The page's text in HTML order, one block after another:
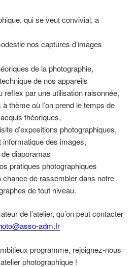
qui se veut convivial, a
nos captures d’images
de la photographie,
de nos appareils
par une utilisation raisonnée,
thème où l’on prend le temps de
théoriques,
d’expositions photographiques,
informatique des images,
diaporamas
pratiques photographiques
de rassembler dans notre
de tout niveau.
de l’atelier, qu’on peut contacter
adm.fr
programme, rejoignez-nous
photographique !